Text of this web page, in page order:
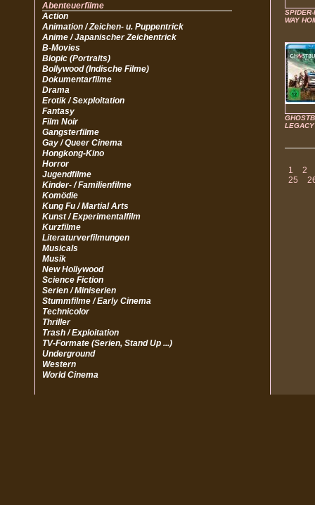
Abenteuerfilme
Action
Animation / Zeichen- u. Puppentrick
Anime / Japanischer Zeichentrick
B-Movies
Biopic (Portraits)
Bollywood (Indische Filme)
Dokumentarfilme
Drama
Erotik / Sexploitation
Fantasy
Film Noir
Gangsterfilme
Gay / Queer Cinema
Hongkong-Kino
Horror
Jugendfilme
Kinder- / Familienfilme
Komödie
Kung Fu / Martial Arts
Kunst / Experimentalfilm
Kurzfilme
Literaturverfilmungen
Musicals
Musik
New Hollywood
Science Fiction
Serien / Miniserien
Stummfilme / Early Cinema
Technicolor
Thriller
Trash / Exploitation
TV-Formate (Serien, Stand Up ...)
Underground
Western
World Cinema
WAY
LEGACY
1
2
25